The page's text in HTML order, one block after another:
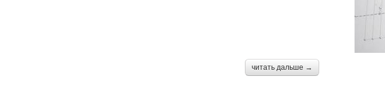
читать дальше →